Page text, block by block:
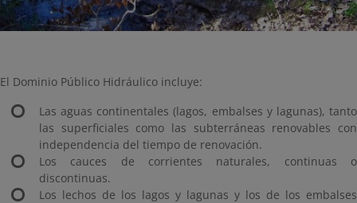
El Dominio Público Hidráulico incluye:
Las aguas continentales (lagos, embalses y lagunas), tanto
las superficiales como las subterráneas renovables con
independencia del tiempo de renovación.
Los cauces de corrientes naturales, continuas o
discontinuas.
Los lechos de los lagos y lagunas y los de los embalses